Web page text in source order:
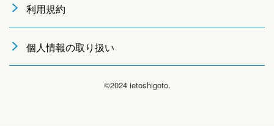
利用規約
個人情報の取り扱い
©2024 ietoshigoto.